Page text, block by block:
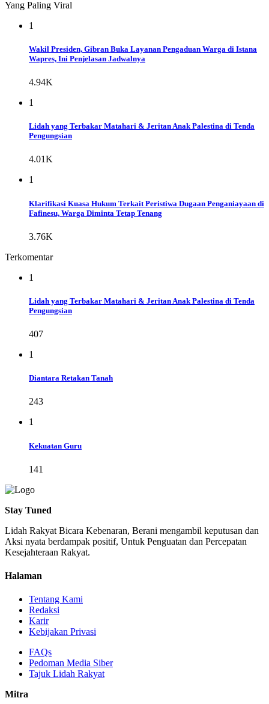
Yang Paling Viral
1
Wakil Presiden, Gibran Buka Layanan Pengaduan Warga di Istana
Wapres, Ini Penjelasan Jadwalnya
4.94K
1
Lidah yang Terbakar Matahari & Jeritan Anak Palestina di Tenda
Pengungsian
4.01K
1
Klarifikasi Kuasa Hukum Terkait Peristiwa Dugaan Penganiayaan di
Fafinesu, Warga Diminta Tetap Tenang
3.76K
Terkomentar
1
Lidah yang Terbakar Matahari & Jeritan Anak Palestina di Tenda
Pengungsian
407
1
Diantara Retakan Tanah
243
1
Kekuatan Guru
141
Stay Tuned
Lidah Rakyat Bicara Kebenaran, Berani mengambil keputusan dan
Aksi nyata berdampak positif, Untuk Penguatan dan Percepatan
Kesejahteraan Rakyat.
Halaman
Tentang Kami
Redaksi
Karir
Kebijakan Privasi
FAQs
Pedoman Media Siber
Tajuk Lidah Rakyat
Mitra